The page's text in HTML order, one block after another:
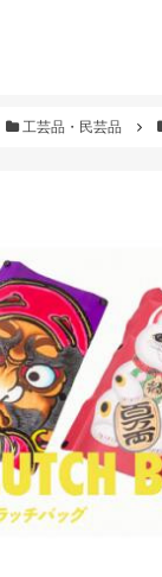
工芸品・民芸品